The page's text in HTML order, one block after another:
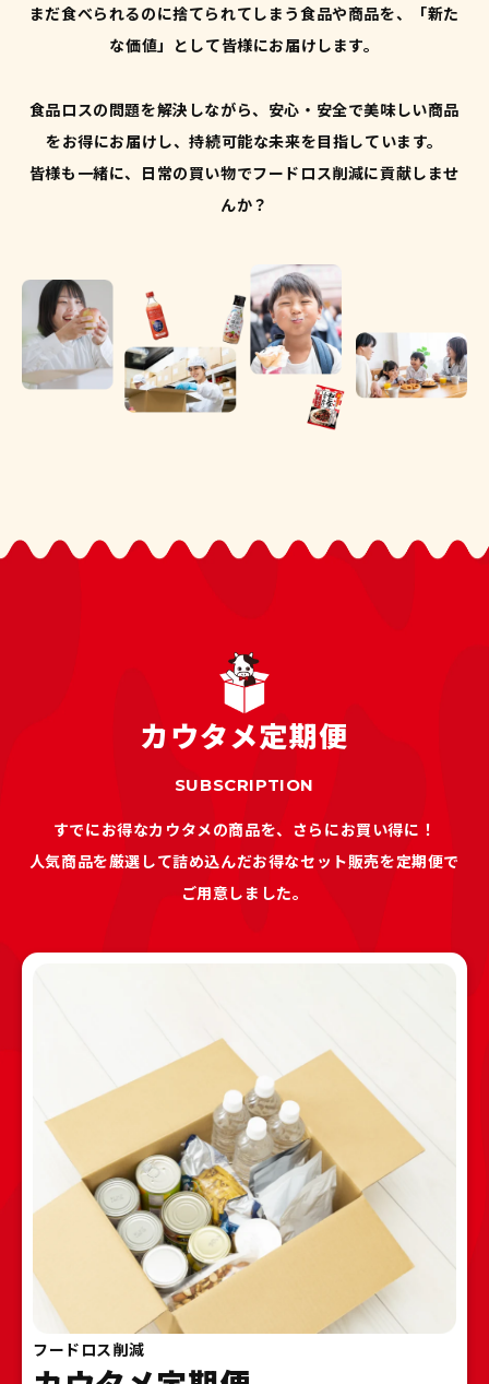
まだ食べられるのに捨てられてしまう食品や商品を、「新た
な価値」として皆様にお届けします。
食品ロスの問題を解決しながら、安心・安全で美味しい商品
をお得にお届けし、持続可能な未来を目指しています。
皆様も一緒に、日常の買い物でフードロス削減に貢献しませ
んか？
カウタメ定期便
SUBSCRIPTION
すでにお得なカウタメの商品を、さらにお買い得に！
人気商品を厳選して詰め込んだお得なセット販売を定期便で
ご用意しました。
フードロス削減